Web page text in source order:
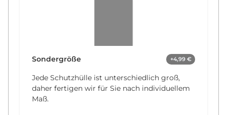
Sondergröße +4,99 €
Jede Schutzhülle ist unterschiedlich groß,
daher fertigen wir für Sie nach individuellem
Maß.